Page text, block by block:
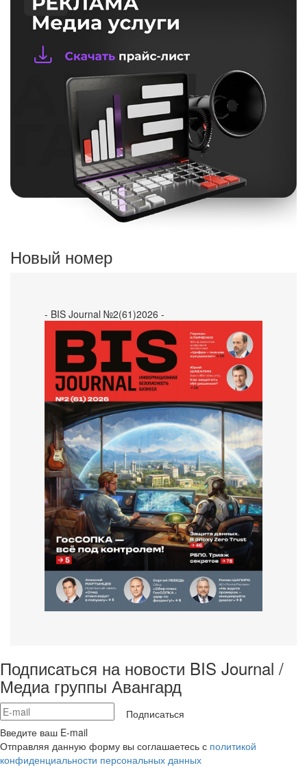
Новый номер
- BIS Journal №2(61)2026 -
Подписаться на новости BIS Journal /
Медиа группы Авангард
Подписаться
Введите ваш E-mail
Отправляя данную форму вы соглашаетесь с политикой
конфиденциальности персональных данных